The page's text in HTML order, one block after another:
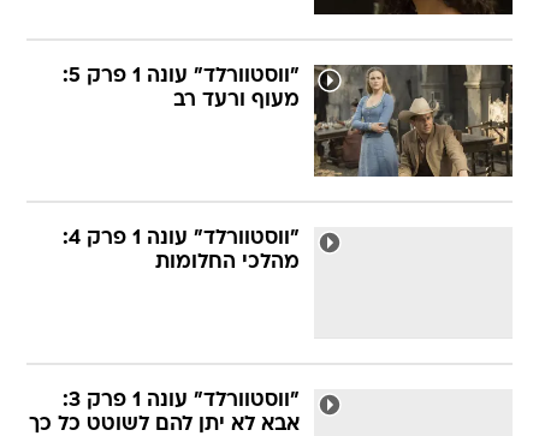
"ווסטוורלד" עונה 1 פרק 5:
מעוף ורעד רב
"ווסטוורלד" עונה 1 פרק 4:
מהלכי החלומות
"ווסטוורלד" עונה 1 פרק 3:
אבא לא יתן להם לשוטט כל כך